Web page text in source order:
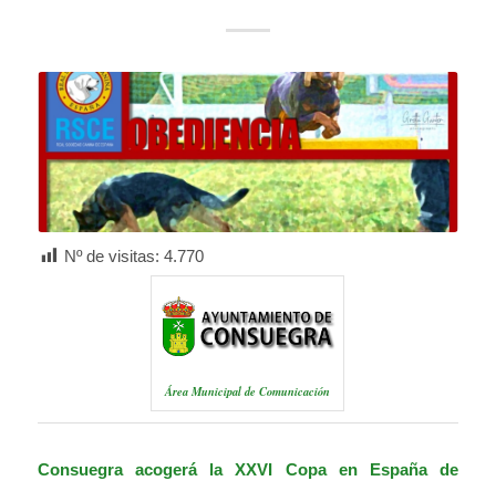
Nº de visitas: 4.770
Área Municipal de Comunicación
Consuegra acogerá la XXVI Copa en España de